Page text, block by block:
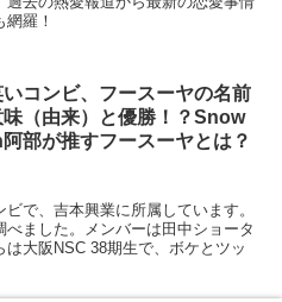
羅！
いコンビ、フースーヤの名前
味（由来）と優勝！？Snow
阿部が推すフースーヤとは？
で、吉本興業に所属しています。
ました。メンバーは田中ショータ
大阪NSC 38期生で、ボケとツッ